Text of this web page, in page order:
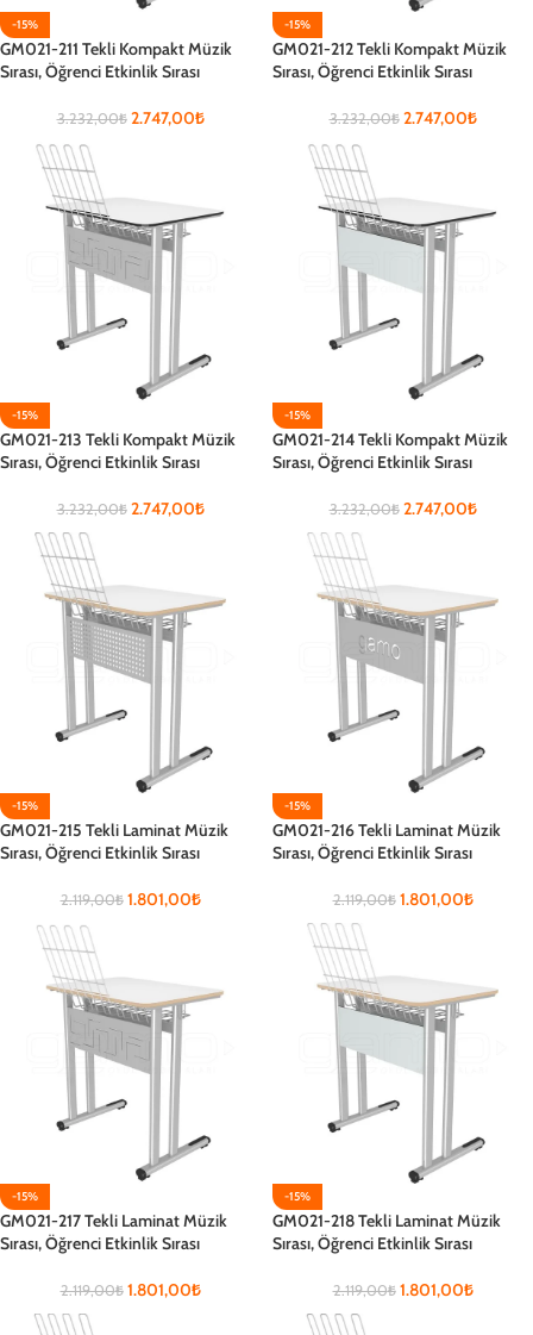
-15%
GM021-211 Tekli Kompakt Müzik
Sırası, Öğrenci Etkinlik Sırası
3.232,00₺ 2.747,00₺
-15%
GM021-212 Tekli Kompakt Müzik
Sırası, Öğrenci Etkinlik Sırası
3.232,00₺ 2.747,00₺
-15%
GM021-213 Tekli Kompakt Müzik
Sırası, Öğrenci Etkinlik Sırası
3.232,00₺ 2.747,00₺
-15%
GM021-214 Tekli Kompakt Müzik
Sırası, Öğrenci Etkinlik Sırası
3.232,00₺ 2.747,00₺
-15%
GM021-215 Tekli Laminat Müzik
Sırası, Öğrenci Etkinlik Sırası
2.119,00₺ 1.801,00₺
-15%
GM021-216 Tekli Laminat Müzik
Sırası, Öğrenci Etkinlik Sırası
2.119,00₺ 1.801,00₺
-15%
GM021-217 Tekli Laminat Müzik
Sırası, Öğrenci Etkinlik Sırası
2.119,00₺ 1.801,00₺
-15%
GM021-218 Tekli Laminat Müzik
Sırası, Öğrenci Etkinlik Sırası
2.119,00₺ 1.801,00₺